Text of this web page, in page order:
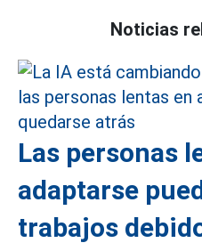
Noticias
Las personas
adaptarse
trabajos